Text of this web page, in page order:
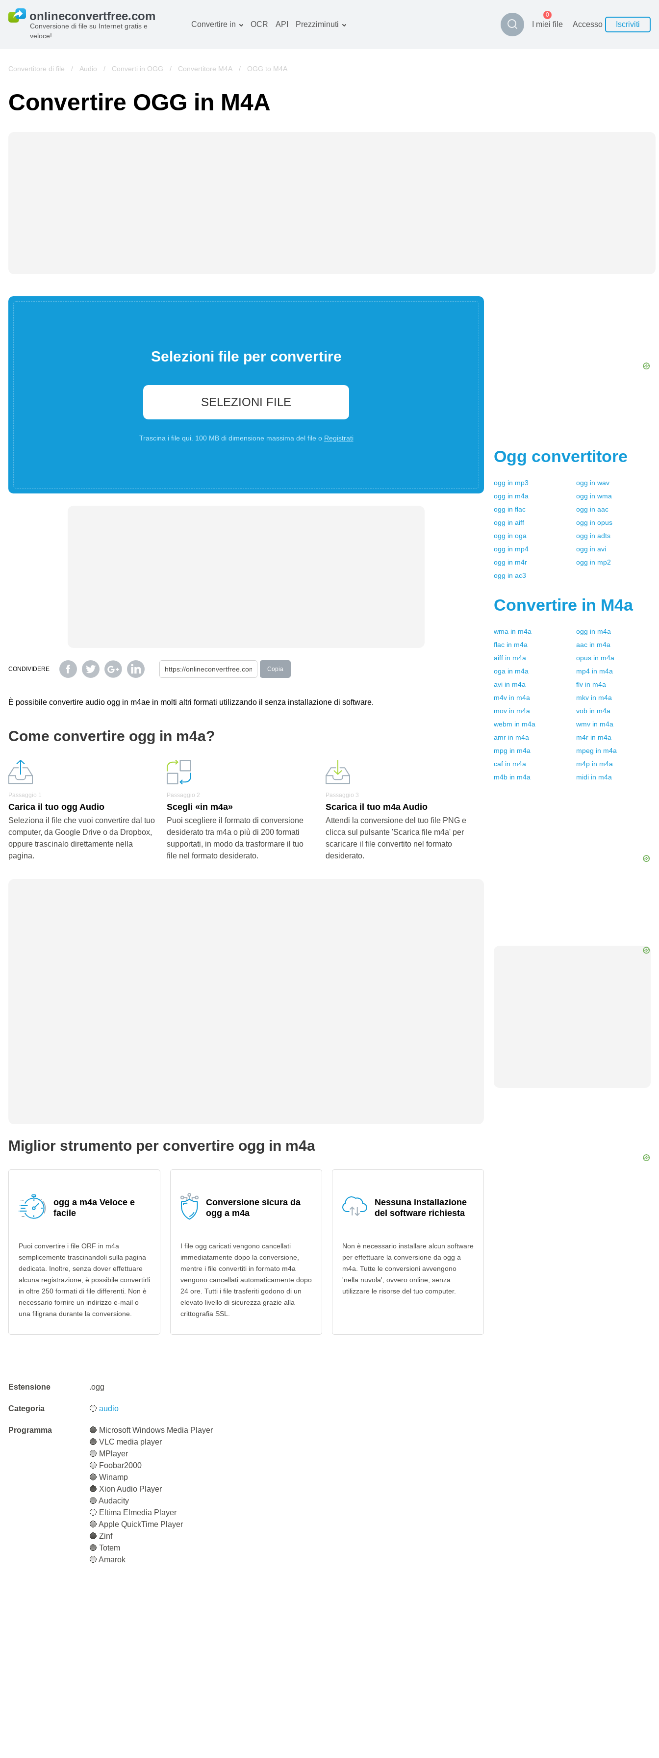
Conversione di file su Internet gratis e
veloce!
Convertire in
Immagine convertitore
Libri convertitore
OCR API Prezziminuti I miei file
0
Accesso Iscriviti
Convertitore di file / Audio / Converti in OGG / Convertitore M4A / OGG to M4A
Convertire OGG in M4A
Selezioni file per convertire
SELEZIONI FILE
Trascina i file qui. 100 MB di dimensione massima del file o Registrati
CONDIVIDERE Copia
È possibile convertire audio ogg in m4ae in molti altri formati utilizzando il senza installazione di software.
Come convertire ogg in m4a?
Passaggio 1
Carica il tuo ogg Audio
Seleziona il file che vuoi convertire dal tuo
computer, da Google Drive o da Dropbox,
oppure trascinalo direttamente nella
pagina.
Passaggio 2
Scegli «in m4a»
Puoi scegliere il formato di conversione
desiderato tra m4a o più di 200 formati
supportati, in modo da trasformare il tuo
file nel formato desiderato.
Passaggio 3
Scarica il tuo m4a Audio
Attendi la conversione del tuo file PNG e
clicca sul pulsante 'Scarica file m4a' per
scaricare il file convertito nel formato
desiderato.
Miglior strumento per convertire ogg in m4a
ogg a m4a Veloce e
facile
Puoi convertire i file ORF in m4a
semplicemente trascinandoli sulla pagina
dedicata. Inoltre, senza dover effettuare
alcuna registrazione, è possibile convertirli
in oltre 250 formati di file differenti. Non è
necessario fornire un indirizzo e-mail o
una filigrana durante la conversione.
Conversione sicura da
ogg a m4a
I file ogg caricati vengono cancellati
immediatamente dopo la conversione,
mentre i file convertiti in formato m4a
vengono cancellati automaticamente dopo
24 ore. Tutti i file trasferiti godono di un
elevato livello di sicurezza grazie alla
crittografia SSL.
Nessuna installazione
del software richiesta
Non è necessario installare alcun software
per effettuare la conversione da ogg a
m4a. Tutte le conversioni avvengono
'nella nuvola', ovvero online, senza
utilizzare le risorse del tuo computer.
Estensione .ogg
Categoria 🔵audio
Programma
🔵 Microsoft Windows Media Player
🔵 VLC media player
🔵 MPlayer
🔵 Foobar2000
🔵 Winamp
🔵 Xion Audio Player
🔵 Audacity
🔵 Eltima Elmedia Player
🔵 Apple QuickTime Player
🔵 Zinf
🔵 Totem
🔵 Amarok
Ogg convertitore
ogg in mp3 ogg in wav
ogg in m4a ogg in wma
ogg in flac ogg in aac
ogg in aiff ogg in opus
ogg in oga ogg in adts
ogg in mp4 ogg in avi
ogg in m4r ogg in mp2
ogg in ac3
Convertire in M4a
wma in m4a ogg in m4a
flac in m4a aac in m4a
aiff in m4a opus in m4a
oga in m4a mp4 in m4a
avi in m4a flv in m4a
m4v in m4a mkv in m4a
mov in m4a vob in m4a
webm in m4a wmv in m4a
amr in m4a m4r in m4a
mpg in m4a mpeg in m4a
caf in m4a m4p in m4a
m4b in m4a midi in m4a